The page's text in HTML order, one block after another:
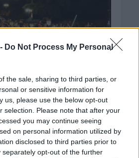
Do Not Process My Personal
the sale, sharing to third parties, or
or sensitive information for
us, please use the below opt-out
selection. Please note that after your
you may continue seeing
on personal information utilized by
disclosed to third parties prior to
separately opt-out of the further